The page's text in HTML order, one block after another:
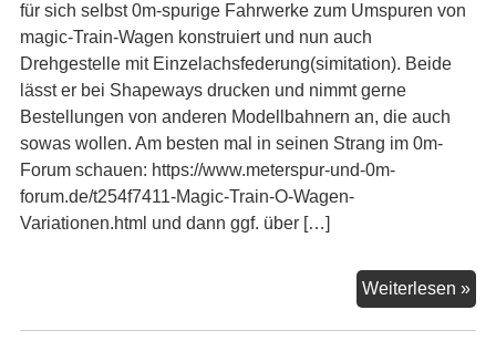
für sich selbst 0m-spurige Fahrwerke zum Umspuren von
magic-Train-Wagen konstruiert und nun auch
Drehgestelle mit Einzelachsfederung(simitation). Beide
lässt er bei Shapeways drucken und nimmt gerne
Bestellungen von anderen Modellbahnern an, die auch
sowas wollen. Am besten mal in seinen Strang im 0m-
Forum schauen: https://www.meterspur-und-0m-
forum.de/t254f7411-Magic-Train-O-Wagen-
Variationen.html und dann ggf. über […]
Weiterlesen »